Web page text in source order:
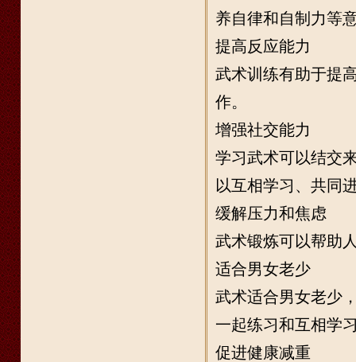
养自律和自制力等
提高反应能力
武术训练有助于提
作。
增强社交能力
学习武术可以结交
以互相学习、共同
缓解压力和焦虑
武术锻炼可以帮助
适合男女老少
武术适合男女老少
一起练习和互相学
促进健康减重